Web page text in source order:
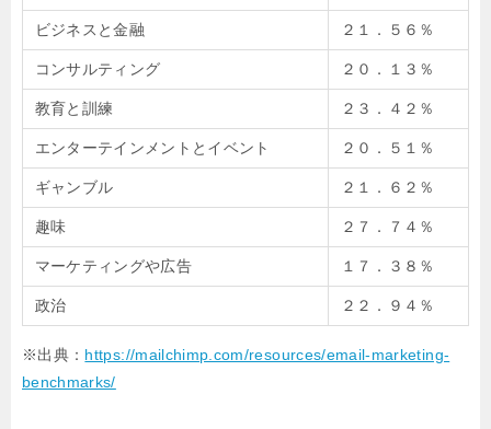
ビジネスと金融 ２１．５６％
コンサルティング ２０．１３％
教育と訓練 ２３．４２％
エンターテインメントとイベント ２０．５１％
ギャンブル ２１．６２％
趣味 ２７．７４％
マーケティングや広告 １７．３８％
政治 ２２．９４％
※出典： https://mailchimp.com/resources/email-marketing-
benchmarks/